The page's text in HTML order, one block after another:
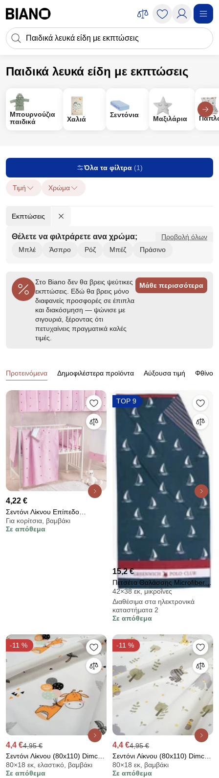
Πεδίο αναζήτησης
Παιδικά λευκά είδη με εκπτώσεις
Για παιδιά Παιδικά λευκά είδη Παιδικά λευκά είδη με εκπτώσεις
Μπουρνούζια
παιδικά
Χαλιά
Σεντόνια Μαξιλάρια
Όλα τα φίλτρα (1)
Τιμή Χρώμα
Εκπτώσεις
Θέλετε να φιλτράρετε ανα χρώμα;
Προβολή όλων
Μπλέ
Άσπρο Ρόζ Μπέζ Πράσινο
Στο Biano δεν θα βρεις ψεύτικες
εκπτώσεις. Εδώ θα βρεις μόνο
διαφανείς προσφορές σε έπιπλα
και διακόσμηση — ψώνισε με
σιγουριά, ξέροντας ότι
πετυχαίνεις πραγματικά καλές
τιμές.
Μάθε περισσότερα
Προϊόντα
Προτεινόμενα Δημοφιλέστερα προϊόντα Αύξουσα τιμή
4,22 €
Σεντόνι Λίκνου Επίπεδο
(80x110) Rythmos Young Heart
Για κορίτσια, βαμβάκι
Σε απόθεμα
TOP 9
15,2 €
Πετσέτα Θαλάσσης Microfiber 2
Όψεων (80x170) Greenwich
Polo Club Beach 4026
42×38 εκ, μικροΐνες
Διαθέσιμα στα ηλεκτρονικά
καταστήματα 2
Σε απόθεμα
-11 %
4,4 €4,95 €
Σεντόνι Λίκνου (80x110) Dimcol
Giraffe 599 White - Orange
80×18 εκ, ελαστικό, βαμβάκι
Σε απόθεμα
-11 %
4,4 €4,95 €
Σεντόνι Λίκνου (80x110) Dimcol
Happy Safari 713 White - Grey
80×18 εκ, βαμβάκι
Σε απόθεμα